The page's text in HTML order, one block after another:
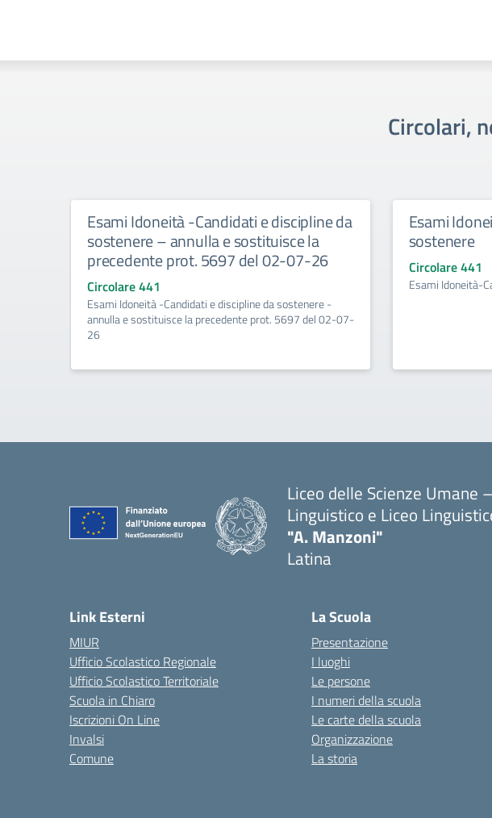
Circolari,
Esami Idoneità -Candidati e discipline da
sostenere – annulla e sostituisce la
precedente prot. 5697 del 02-07-26
Circolare 441
Esami Idoneità -Candidati e discipline da sostenere -
annulla e sostituisce la precedente prot. 5697 del 02-07-
26
Esami
sostenere
Circolare 441
Esami Idoneità-
Liceo delle Scienze Umane
Linguistico e Liceo
"A. Manzoni"
Latina
Link Esterni
MIUR
Ufficio Scolastico Regionale
Ufficio Scolastico Territoriale
Scuola in Chiaro
Iscrizioni On Line
Invalsi
Comune
La Scuola
Presentazione
I luoghi
Le persone
I numeri della scuola
Le carte della scuola
Organizzazione
La storia